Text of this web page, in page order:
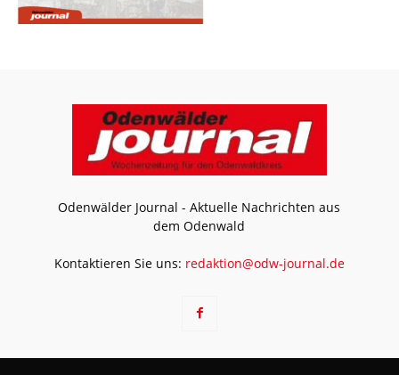
Odenwälder Journal - Aktuelle Nachrichten aus
dem Odenwald
Kontaktieren Sie uns: redaktion@odw-journal.de